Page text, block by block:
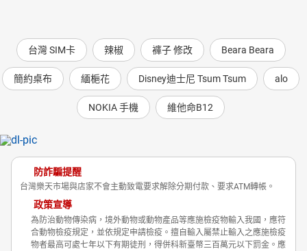
台灣 SIM卡 辣椒 褲子 修改 Beara Beara
簡約桌布 緬梔花 Disney迪士尼 Tsum Tsum alo
NOKIA 手機 維他命B12
防詐騙提醒
台灣樂天市場與店家不會主動致電要求解除分期付款、要求ATM轉帳。
政策宣導
為防治動物傳染病，境外動物或動物產品等應施檢疫物輸入我國，應符
合動物檢疫規定，並依規定申請檢疫。擅自輸入屬禁止輸入之應施檢疫
物者最高可處七年以下有期徒刑，得併科新臺幣三百萬元以下罰金。應